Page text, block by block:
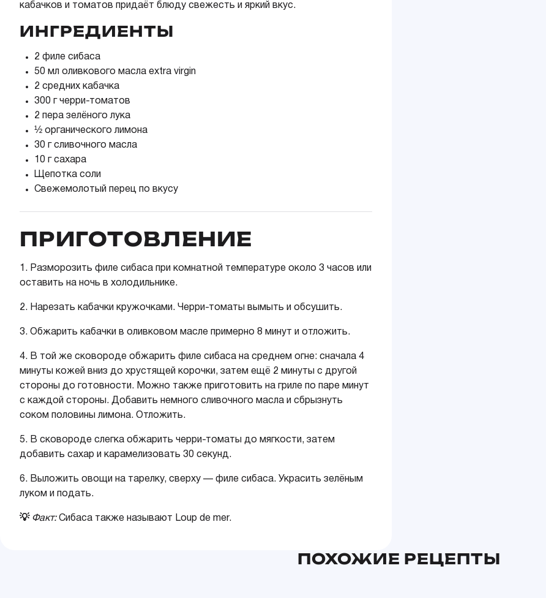
кабачков и томатов придаёт блюду свежесть и яркий вкус.
ИНГРЕДИЕНТЫ
2 филе сибаса
50 мл оливкового масла extra virgin
2 средних кабачка
300 г черри-томатов
2 пера зелёного лука
½ органического лимона
30 г сливочного масла
10 г сахара
Щепотка соли
Свежемолотый перец по вкусу
ПРИГОТОВЛЕНИЕ
1. Разморозить филе сибаса при комнатной температуре около 3 часов или
оставить на ночь в холодильнике.
2. Нарезать кабачки кружочками. Черри-томаты вымыть и обсушить.
3. Обжарить кабачки в оливковом масле примерно 8 минут и отложить.
4. В той же сковороде обжарить филе сибаса на среднем огне: сначала 4
минуты кожей вниз до хрустящей корочки, затем ещё 2 минуты с другой
стороны до готовности. Можно также приготовить на гриле по паре минут
с каждой стороны. Добавить немного сливочного масла и сбрызнуть
соком половины лимона. Отложить.
5. В сковороде слегка обжарить черри-томаты до мягкости, затем
добавить сахар и карамелизовать 30 секунд.
6. Выложить овощи на тарелку, сверху — филе сибаса. Украсить зелёным
луком и подать.
💡 Факт:Сибаса также называют Loup de mer.
ПОХОЖИЕ РЕЦЕПТЫ